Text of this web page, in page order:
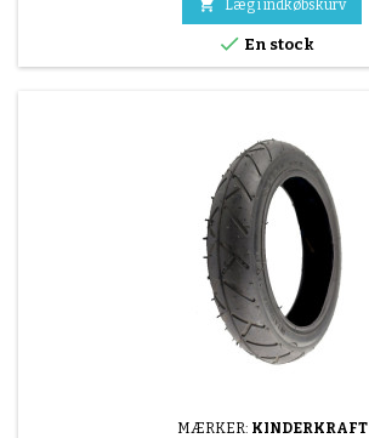
 Læg i indkøbskurv
 En stock
MÆRKER: KINDERKRAFT